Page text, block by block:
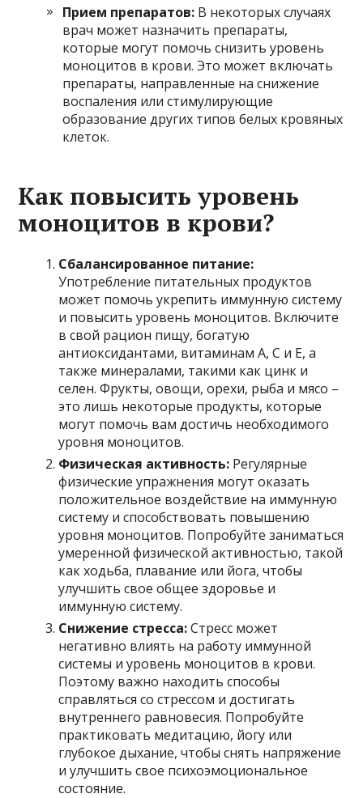
Прием препаратов: В некоторых случаях
врач может назначить препараты,
которые могут помочь снизить уровень
моноцитов в крови. Это может включать
препараты, направленные на снижение
воспаления или стимулирующие
образование других типов белых кровяных
клеток.
Как повысить уровень
моноцитов в крови?
Сбалансированное питание:
Употребление питательных продуктов
может помочь укрепить иммунную систему
и повысить уровень моноцитов. Включите
в свой рацион пищу, богатую
антиоксидантами, витаминам А, С и Е, а
также минералами, такими как цинк и
селен. Фрукты, овощи, орехи, рыба и мясо –
это лишь некоторые продукты, которые
могут помочь вам достичь необходимого
уровня моноцитов.
Физическая активность: Регулярные
физические упражнения могут оказать
положительное воздействие на иммунную
систему и способствовать повышению
уровня моноцитов. Попробуйте заниматься
умеренной физической активностью, такой
как ходьба, плавание или йога, чтобы
улучшить свое общее здоровье и
иммунную систему.
Снижение стресса:Стресс может
негативно влиять на работу иммунной
системы и уровень моноцитов в крови.
Поэтому важно находить способы
справляться со стрессом и достигать
внутреннего равновесия. Попробуйте
практиковать медитацию, йогу или
глубокое дыхание, чтобы снять напряжение
и улучшить свое психоэмоциональное
состояние.